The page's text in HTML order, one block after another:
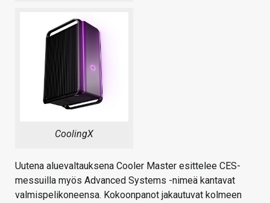
CoolingX
Uutena aluevaltauksena Cooler Master esittelee CES-
messuilla myös Advanced Systems -nimeä kantavat
valmispelikoneensa. Kokoonpanot jakautuvat kolmeen